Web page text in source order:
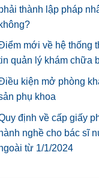
thành lập pháp
không?
mới về hệ thống
quản lý khám chữa
kiện mở phòng
phụ khoa
định về cấp giấy
hành nghề cho bác sĩ
từ 1/1/2024